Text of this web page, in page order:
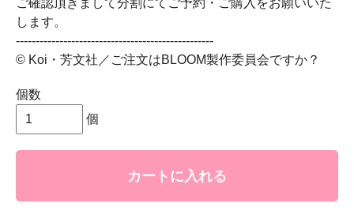
ご確認頂きまして分割にてご予約・ご購入をお願いいた
します。
--------------------------------------------------
© Koi・芳文社／ご注文はBLOOM製作委員会ですか？
個数
個
カートに入れる